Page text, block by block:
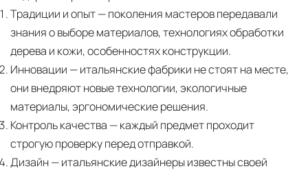
Традиции и опыт— поколения мастеров передавали
знания о выборе материалов, технологиях обработки
дерева и кожи, особенностях конструкции.
Инновации — итальянские фабрики не стоят на месте,
они внедряют новые технологии, экологичные
материалы, эргономические решения.
Контроль качества — каждый предмет проходит
строгую проверку перед отправкой.
Дизайн— итальянские дизайнеры известны своей